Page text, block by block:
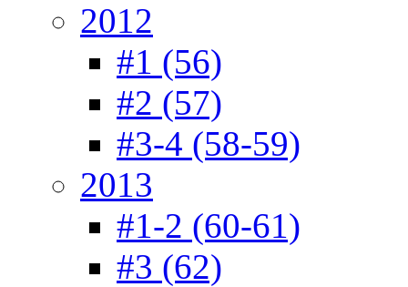
2012
#1 (56)
#2 (57)
#3-4 (58-59)
2013
#1-2 (60-61)
#3 (62)